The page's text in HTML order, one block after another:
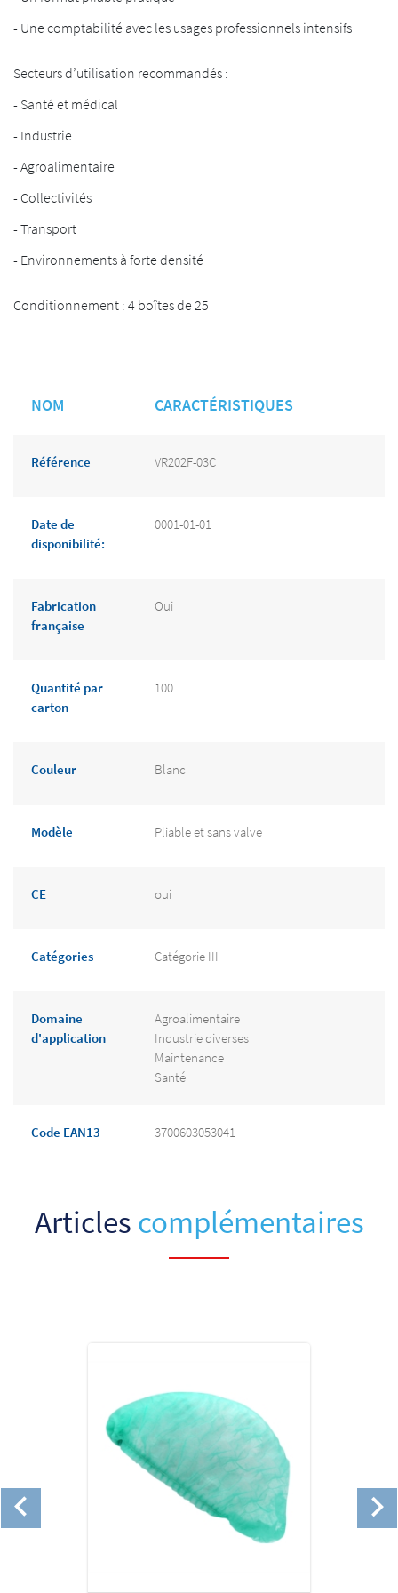
- Une comptabilité avec les usages professionnels intensifs
Secteurs d’utilisation recommandés :
- Santé et médical
- Industrie
- Agroalimentaire
- Collectivités
- Transport
- Environnements à forte densité
Conditionnement : 4 boîtes de 25
NOM CARACTÉRISTIQUES
Référence VR202F-03C
Date de
disponibilité:
0001-01-01
Fabrication
française
Oui
Quantité par
carton
100
Couleur Blanc
Modèle Pliable et sans valve
CE oui
Catégories Catégorie III
Domaine
d'application
Agroalimentaire
Industrie diverses
Maintenance
Santé
Code EAN13 3700603053041
Articles complémentaires
 